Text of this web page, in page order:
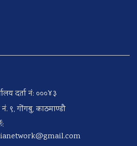
दर्ता नं: ०००४३
९, गोंगबु, काठमाण्डौ